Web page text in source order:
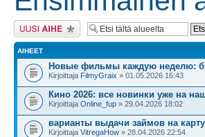
Lähetä uusi viesti
AIHEET
Новые фильмы каждую неделю:
Kirjoittaja FilmyGraix » 01.05.2026 16:43
Кино 2026: все новинки уже на
Kirjoittaja Online_fup » 29.04.2026 18:02
варианты выдачи займов на
Kirjoittaja VitregaHow » 28.04.2026 22:54